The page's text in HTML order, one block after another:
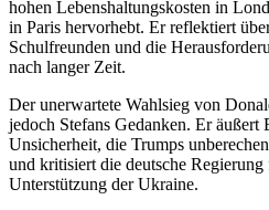
hohen Lebenshaltungskosten in
in Paris hervorhebt. Er reflektiert
Schulfreunden und die
nach langer Zeit.
Der unerwartete Wahlsieg von
jedoch Stefans Gedanken. Er äußert
Unsicherheit, die Trumps
und kritisiert die deutsche
Unterstützung der Ukraine.